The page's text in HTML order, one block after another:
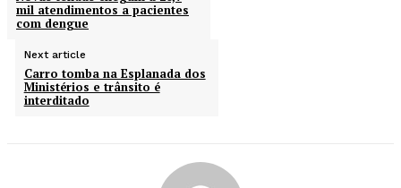
mil atendimentos a pacientes
com dengue
Next article
Carro tomba na Esplanada dos
Ministérios e trânsito é
interditado